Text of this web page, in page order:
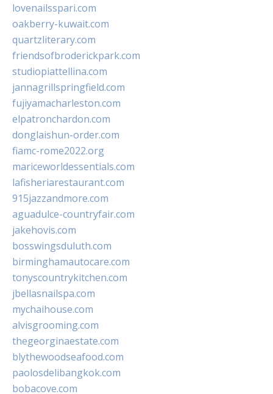
lovenailsspari.com
oakberry-kuwait.com
quartzliterary.com
friendsofbroderickpark.com
studiopiattellina.com
jannagrillspringfield.com
fujiyamacharleston.com
elpatronchardon.com
donglaishun-order.com
fiamc-rome2022.org
mariceworldessentials.com
lafisheriarestaurant.com
915jazzandmore.com
aguadulce-countryfair.com
jakehovis.com
bosswingsduluth.com
birminghamautocare.com
tonyscountrykitchen.com
jbellasnailspa.com
mychaihouse.com
alvisgrooming.com
thegeorginaestate.com
blythewoodseafood.com
paolosdelibangkok.com
bobacove.com